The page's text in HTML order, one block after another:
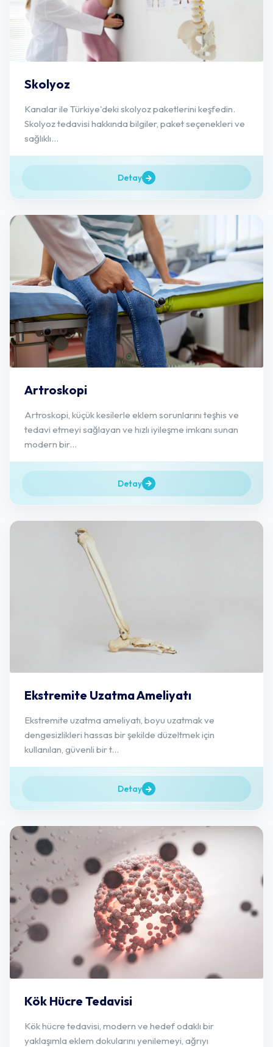
Skolyoz
Kanalar ile Türkiye'deki skolyoz paketlerini keşfedin.
Skolyoz tedavisi hakkında bilgiler, paket seçenekleri ve
sağlıklı...
Detay
Artroskopi
Artroskopi, küçük kesilerle eklem sorunlarını teşhis ve
tedavi etmeyi sağlayan ve hızlı iyileşme imkanı sunan
modern bir...
Detay
Ekstremite Uzatma Ameliyatı
Ekstremite uzatma ameliyatı, boyu uzatmak ve
dengesizlikleri hassas bir şekilde düzeltmek için
kullanılan, güvenli bir t...
Detay
Kök Hücre Tedavisi
Kök hücre tedavisi, modern ve hedef odaklı bir
yaklaşımla eklem dokularını yenilemeyi, ağrıyı